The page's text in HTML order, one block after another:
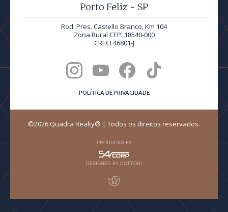
Porto Feliz - SP
Rod. Pres. Castello Branco, Km 104
Zona Rural CEP: 18540-000
CRECI 46801-J
POLÍTICA DE PRIVACIDADE
©2026 Quadra Realty® | Todos os direitos reservados.
PRODUCED BY
DESIGNED BY DOTTORI